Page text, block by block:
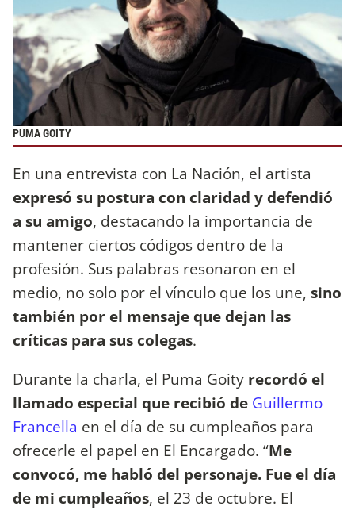
PUMA GOITY
En una entrevista con La Nación, el artista
expresó su postura con claridad y defendió
a su amigo, destacando la importancia de
mantener ciertos códigos dentro de la
profesión. Sus palabras resonaron en el
medio, no solo por el vínculo que los une, sino
también por el mensaje que dejan las
críticas para sus colegas.
Durante la charla, el Puma Goity recordó el
llamado especial que recibió de Guillermo
Francella en el día de su cumpleaños para
ofrecerle el papel en El Encargado. “Me
convocó, me habló del personaje. Fue el día
de mi cumpleaños, el 23 de octubre. El